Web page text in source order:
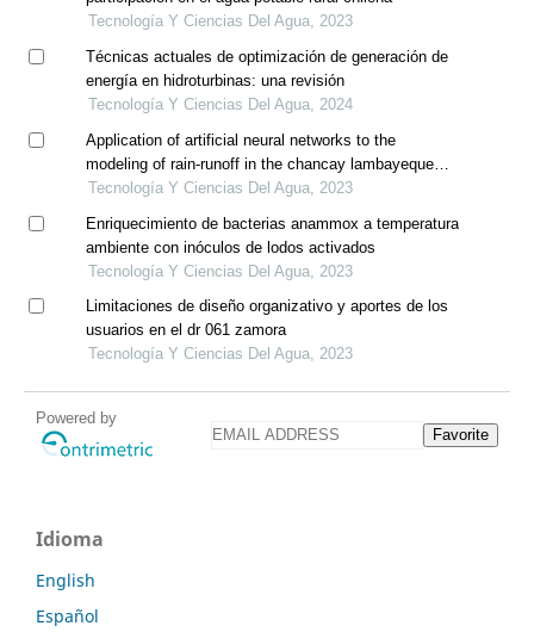
Tecnología Y Ciencias Del Agua, 2023
Técnicas actuales de optimización de generación de
energía en hidroturbinas: una revisión
Tecnología Y Ciencias Del Agua, 2024
Application of artificial neural networks to the
modeling of rain-runoff in the chancay lambayeque
river basin
Tecnología Y Ciencias Del Agua, 2023
Enriquecimiento de bacterias anammox a temperatura
ambiente con inóculos de lodos activados
Tecnología Y Ciencias Del Agua, 2023
Limitaciones de diseño organizativo y aportes de los
usuarios en el dr 061 zamora
Tecnología Y Ciencias Del Agua, 2023
Powered by
Favorite
Idioma
English
Español